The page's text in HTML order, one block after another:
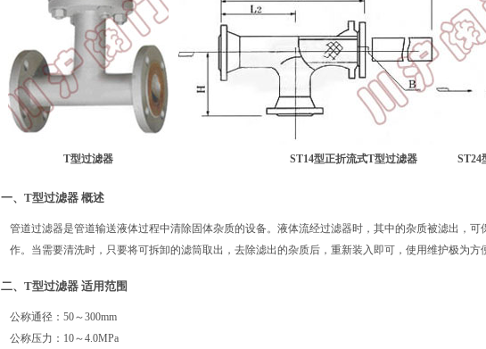
T型过滤器 ST14型正折流式T型过滤器 ST24型
一、T型过滤器 概述
管道过滤器是管道输送液体过程中清除固体杂质的设备。液体流经过滤器时，其中的杂质被滤出，
作。当需要清洗时，只要将可拆卸的滤筒取出，去除滤出的杂质后，重新装入即可，使用维护极为方
二、T型过滤器 适用范围
公称通径：50～300mm
公称压力：10～4.0MPa